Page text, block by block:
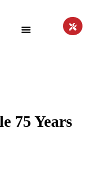
75 Years